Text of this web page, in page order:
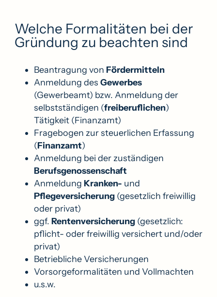
Welche Formalitäten bei der
Gründung zu beachten sind
Beantragung von Fördermitteln
Anmeldung des Gewerbes
(Gewerbeamt) bzw. Anmeldung der
selbstständigen (freiberuflichen)
Tätigkeit (Finanzamt)
Fragebogen zur steuerlichen Erfassung
(Finanzamt)
Anmeldung bei der zuständigen
Berufsgenossenschaft
Anmeldung Kranken- und
Pflegeversicherung (gesetzlich freiwillig
oder privat)
ggf. Rentenversicherung (gesetzlich:
pflicht- oder freiwillig versichert und/oder
privat)
Betriebliche Versicherungen
Vorsorgeformalitäten und Vollmachten
u.s.w.